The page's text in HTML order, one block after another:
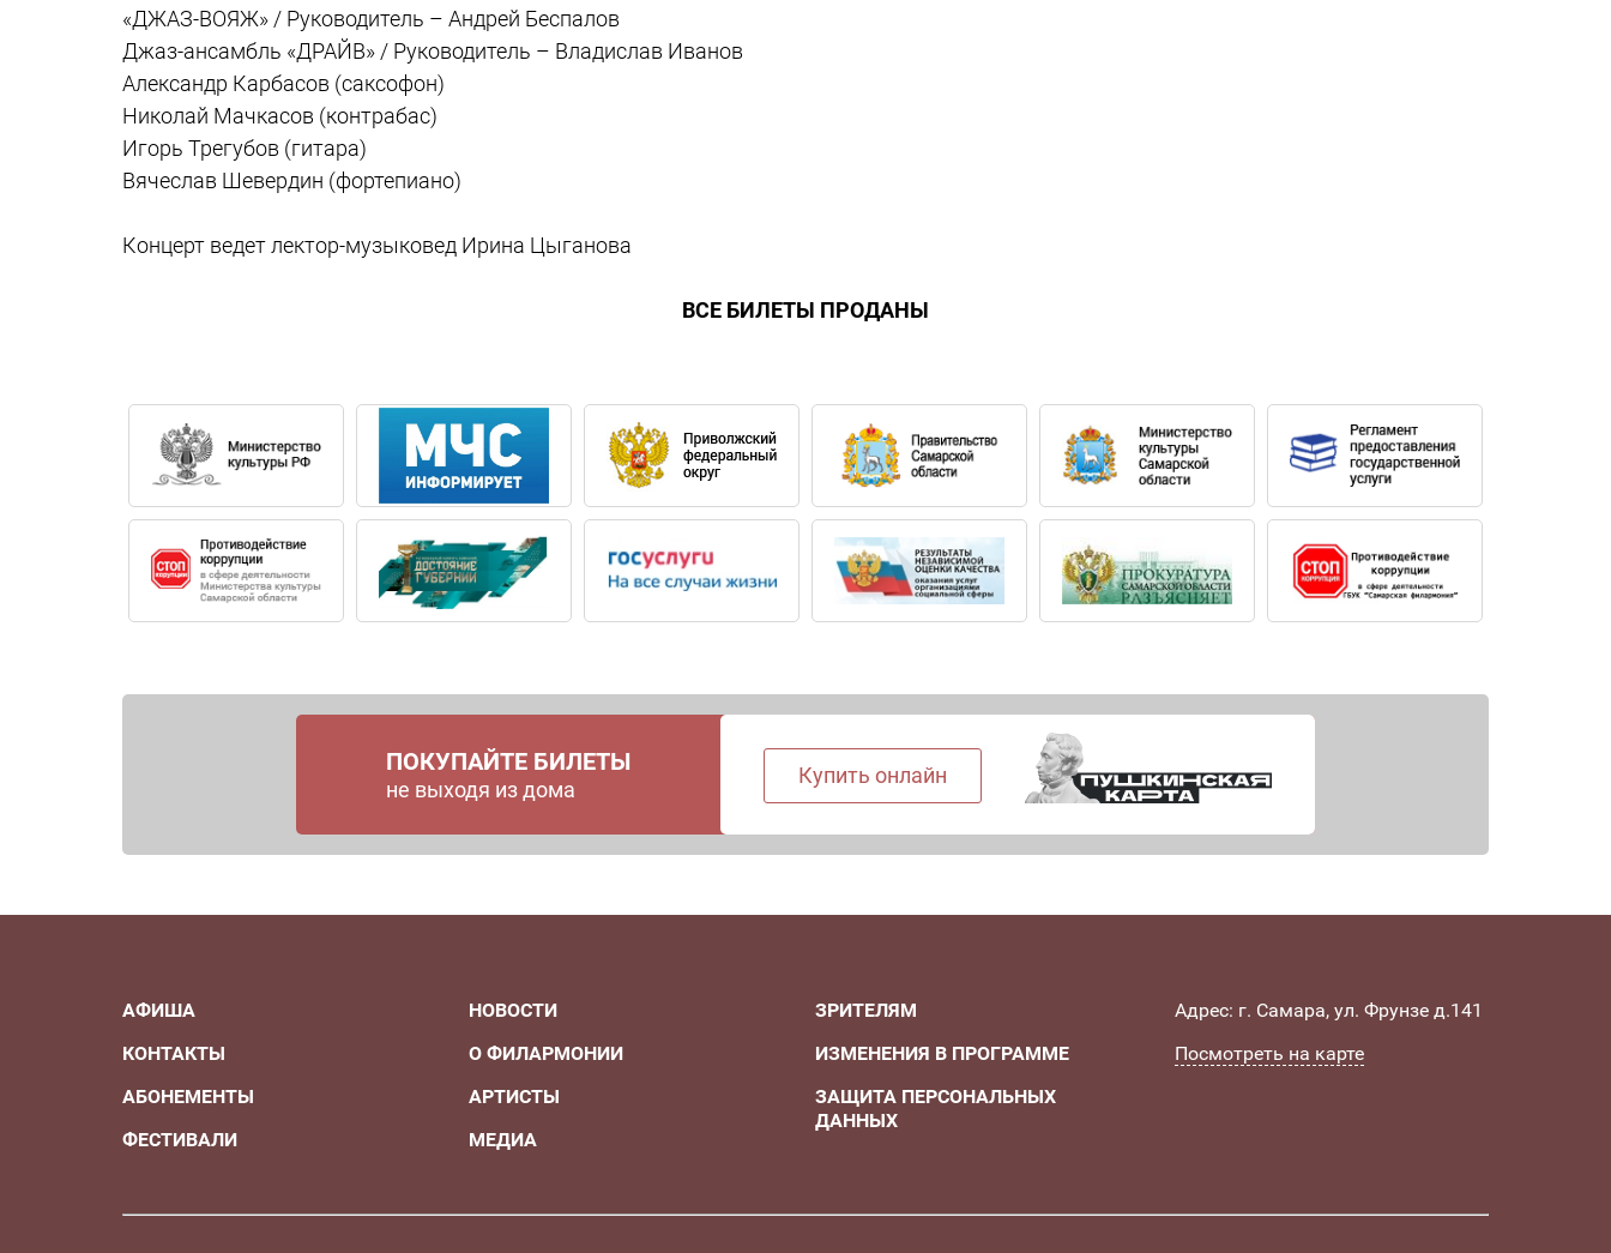
«ДЖАЗ-ВОЯЖ» / Руководитель – Андрей Беспалов
Джаз-ансамбль «ДРАЙВ» / Руководитель – Владислав Иванов
Александр Карбасов (саксофон)
Николай Мачкасов (контрабас)
Игорь Трегубов (гитара)
Вячеслав Шевердин (фортепиано)
Концерт ведет лектор-музыковед Ирина Цыганова
ВСЕ БИЛЕТЫ ПРОДАНЫ
ПОКУПАЙТЕ БИЛЕТЫ
не выходя из дома
Купить онлайн
АФИША
КОНТАКТЫ
АБОНЕМЕНТЫ
ФЕСТИВАЛИ
НОВОСТИ
О ФИЛАРМОНИИ
АРТИСТЫ
МЕДИА
ЗРИТЕЛЯМ
ИЗМЕНЕНИЯ В ПРОГРАММЕ
ЗАЩИТА ПЕРСОНАЛЬНЫХ
ДАННЫХ
Адрес: г. Самара, ул. Фрунзе д.141
Посмотреть на карте